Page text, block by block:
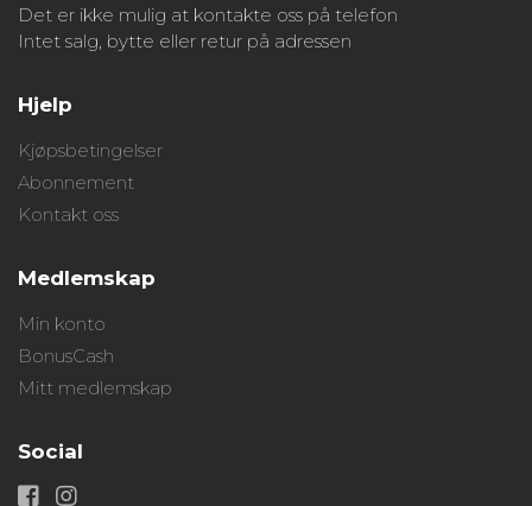
Det er ikke mulig at kontakte oss på telefon
Intet salg, bytte eller retur på adressen
Hjelp
Kjøpsbetingelser
Abonnement
Kontakt oss
Medlemskap
Min konto
BonusCash
Mitt medlemskap
Social